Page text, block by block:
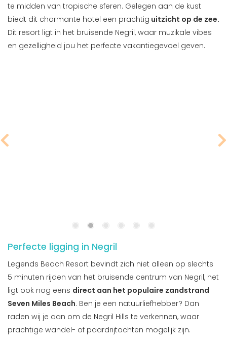
te midden van tropische sferen. Gelegen aan de kust
biedt dit charmante hotel een prachtig uitzicht op de zee.
Dit resort ligt in het bruisende Negril, waar muzikale vibes
en gezelligheid jou het perfecte vakantiegevoel geven.
Perfecte ligging in Negril
Legends Beach Resort bevindt zich niet alleen op slechts
5 minuten rijden van het bruisende centrum van Negril, het
ligt ook nog eens direct aan het populaire zandstrand
Seven Miles Beach. Ben je een natuurliefhebber? Dan
raden wij je aan om de Negril Hills te verkennen, waar
prachtige wandel- of paardrijtochten mogelijk zijn.